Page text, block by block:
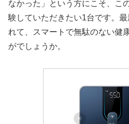
なかった」という方にこそ、こ
験していただきたい1台です。
れて、スマートで無駄のない健
がでしょうか。